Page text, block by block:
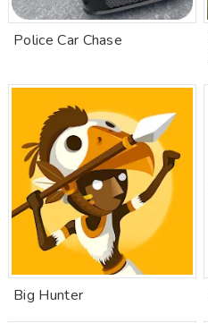
Police Car Chase
Big Hunter